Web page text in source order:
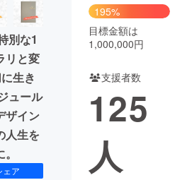
Good
CAMPFIRE Creation
と納税machi-ya コミュニティ
別な1
リと変
生き
ュール
ザイン
人生を
ェア
195%
目標金額は
1,000,000円
支援者数
125
人